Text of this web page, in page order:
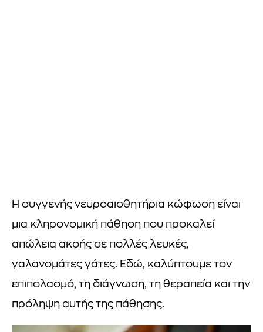
Η συγγενής νευροαισθητήρια κώφωση είναι
μια κληρονομική πάθηση που προκαλεί
απώλεια ακοής σε πολλές λευκές,
γαλανομάτες γάτες. Εδώ, καλύπτουμε τον
επιπολασμό, τη διάγνωση, τη θεραπεία και την
πρόληψη αυτής της πάθησης.